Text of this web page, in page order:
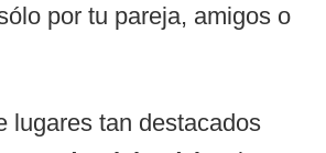
por tu pareja, amigos o
lugares tan destacados